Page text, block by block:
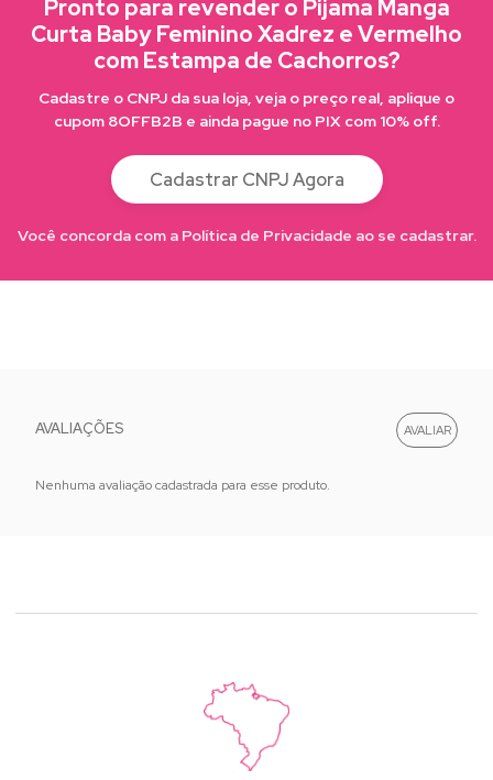
Pronto para revender o Pijama Manga
Curta Baby Feminino Xadrez e Vermelho
com Estampa de Cachorros?
Cadastre o CNPJ da sua loja, veja o preço real, aplique o
cupom 8OFFB2B e ainda pague no PIX com 10% off.
Cadastrar CNPJ Agora
Você concorda com a Política de Privacidade ao se cadastrar.
AVALIAÇÕES
Nenhuma avaliação cadastrada para esse produto.